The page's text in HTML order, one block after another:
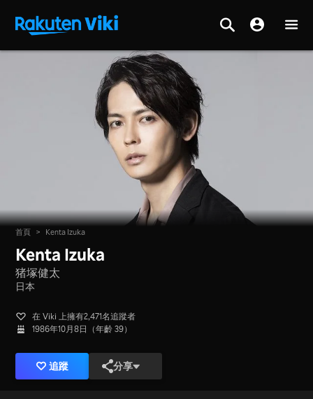
首頁 > Kenta Izuka
Kenta Izuka
猪塚健太
日本
在 Viki 上擁有2,471名追蹤者
1986年10月8日（年齡 39）
追蹤 分享